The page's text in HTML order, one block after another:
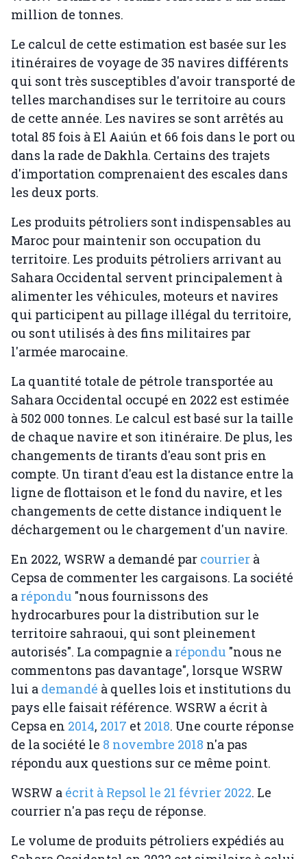
million de tonnes.
Le calcul de cette estimation est basée sur les
itinéraires de voyage de 35 navires différents
qui sont très susceptibles d'avoir transporté de
telles marchandises sur le territoire au cours
de cette année. Les navires se sont arrêtés au
total 85 fois à El Aaiún et 66 fois dans le port ou
dans la rade de Dakhla. Certains des trajets
d'importation comprenaient des escales dans
les deux ports.
Les produits pétroliers sont indispensables au
Maroc pour maintenir son occupation du
territoire. Les produits pétroliers arrivant au
Sahara Occidental servent principalement à
alimenter les véhicules, moteurs et navires
qui participent au pillage illégal du territoire,
ou sont utilisés à des fins militaires par
l'armée marocaine.
La quantité totale de pétrole transportée au
Sahara Occidental occupé en 2022 est estimée
à 502 000 tonnes. Le calcul est basé sur la taille
de chaque navire et son itinéraire. De plus, les
changements de tirants d'eau sont pris en
compte. Un tirant d'eau est la distance entre la
ligne de flottaison et le fond du navire, et les
changements de cette distance indiquent le
déchargement ou le chargement d'un navire.
En 2022, WSRW a demandé par courrier à
Cepsa de commenter les cargaisons. La société
a répondu "nous fournissons des
hydrocarbures pour la distribution sur le
territoire sahraoui, qui sont pleinement
autorisés". La compagnie a répondu "nous ne
commentons pas davantage", lorsque WSRW
lui a demandé à quelles lois et institutions du
pays elle faisait référence. WSRW a écrit à
Cepsa en 2014, 2017 et 2018. Une courte réponse
de la société le 8 novembre 2018 n'a pas
répondu aux questions sur ce même point.
WSRW a écrit à Repsol le 21 février 2022. Le
courrier n'a pas reçu de réponse.
Le volume de produits pétroliers expédiés au